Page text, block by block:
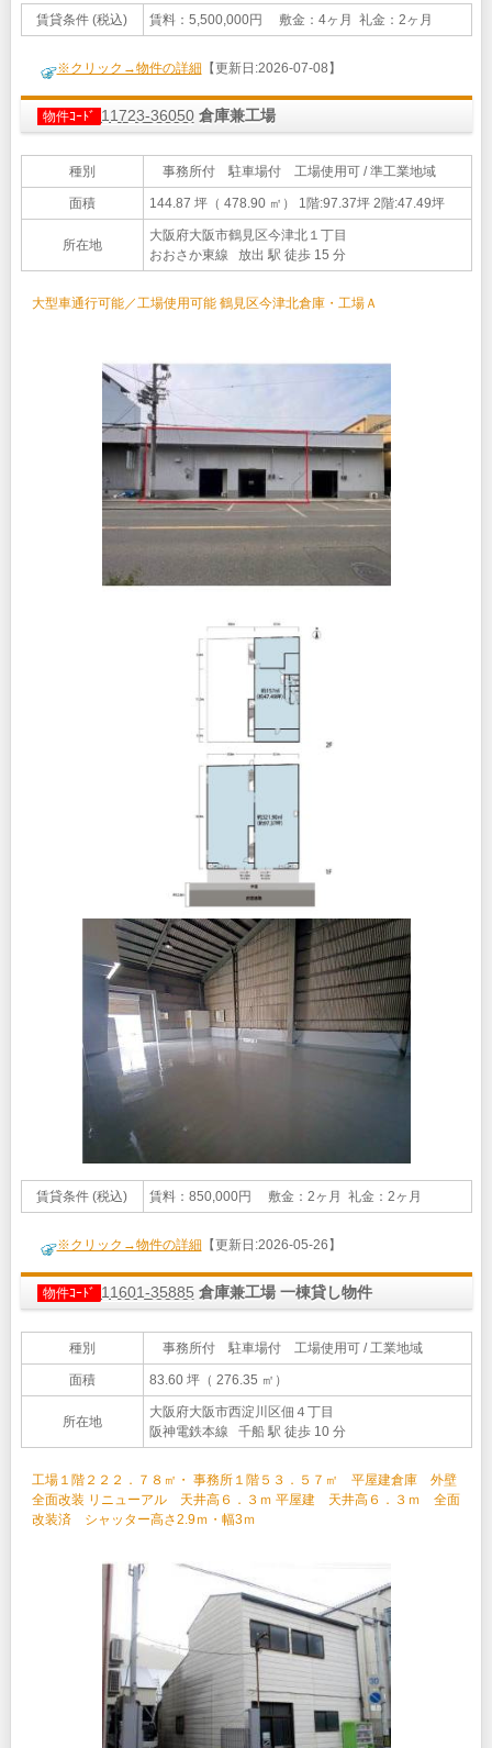
賃貸条件 (税込) 賃料：5,500,000円 敷金：4ヶ月 礼金：2ヶ月
※クリック→物件の詳細 【更新日:2026-07-08】
物件ｺｰﾄﾞ 11723-36050 倉庫兼工場
種別 事務所付 駐車場付 工場使用可 / 準工業地域
面積 144.87 坪（ 478.90 ㎡） 1階:97.37坪 2階:47.49坪
所在地
大阪府大阪市鶴見区今津北１丁目
おおさか東線 放出 駅 徒歩 15 分
大型車通行可能／工場使用可能 鶴見区今津北倉庫・工場Ａ
賃貸条件 (税込) 賃料：850,000円 敷金：2ヶ月 礼金：2ヶ月
※クリック→物件の詳細 【更新日:2026-05-26】
物件ｺｰﾄﾞ 11601-35885 倉庫兼工場 一棟貸し物件
種別 事務所付 駐車場付 工場使用可 / 工業地域
面積 83.60 坪（ 276.35 ㎡）
所在地
大阪府大阪市西淀川区佃４丁目
阪神電鉄本線 千船 駅 徒歩 10 分
工場１階２２２．７８㎡・ 事務所１階５３．５７㎡ 平屋建倉庫 外壁
全面改装 リニューアル 天井高６．３ｍ 平屋建 天井高６．３ｍ 全面
改装済 シャッター高さ2.9ｍ・幅3ｍ